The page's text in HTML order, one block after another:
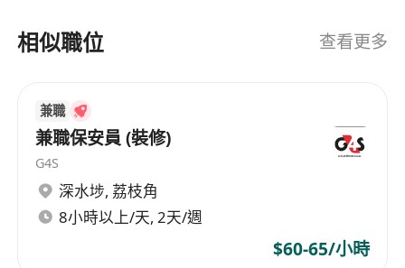
中學畢業或以上程度，具基本電腦操作知識
打字速度每分鐘不少於30字
具備良好專注力與細心程度，能長時間進行重複
性資料處理工作
有責任感，守時可靠，能按時完成指定任務
相似職位 查看更多
兼職
兼職保安員 (裝修)
G4S
深水埗, 荔枝角
8小時以上/天, 2天/週
$60-65/小時